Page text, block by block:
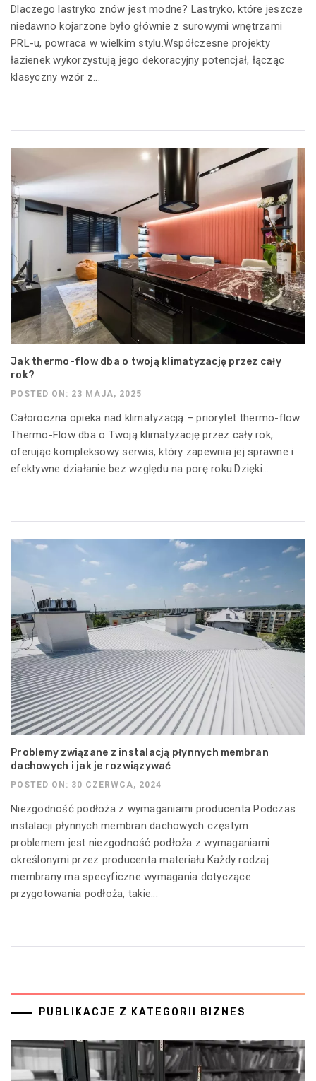
Dlaczego lastryko znów jest modne? Lastryko, które jeszcze
niedawno kojarzone było głównie z surowymi wnętrzami
PRL-u, powraca w wielkim stylu.Współczesne projekty
łazienek wykorzystują jego dekoracyjny potencjał, łącząc
klasyczny wzór z...
Jak thermo-flow dba o twoją klimatyzację przez cały
rok?
POSTED ON: 23 MAJA, 2025
Całoroczna opieka nad klimatyzacją – priorytet thermo-flow
Thermo-Flow dba o Twoją klimatyzację przez cały rok,
oferując kompleksowy serwis, który zapewnia jej sprawne i
efektywne działanie bez względu na porę roku.Dzięki...
Problemy związane z instalacją płynnych membran
dachowych i jak je rozwiązywać
POSTED ON: 30 CZERWCA, 2024
Niezgodność podłoża z wymaganiami producenta Podczas
instalacji płynnych membran dachowych częstym
problemem jest niezgodność podłoża z wymaganiami
określonymi przez producenta materiału.Każdy rodzaj
membrany ma specyficzne wymagania dotyczące
przygotowania podłoża, takie...
PUBLIKACJE Z KATEGORII BIZNES